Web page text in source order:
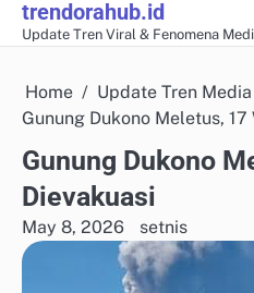
Skiptrendorahub.id
Update Tren Viral & Fenomena
Home
Update Tren
Gunung Dukono Meletus, 17
Gunung Dukono
Dievakuasi
May 8, 2026 setnis